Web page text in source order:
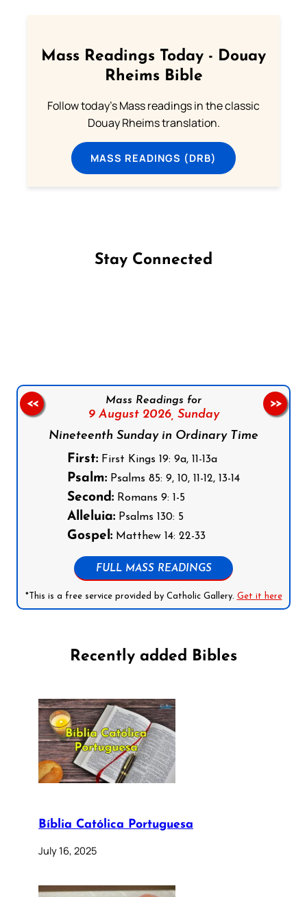
Mass Readings Today - Douay
Rheims Bible
Follow today's Mass readings in the classic
Douay Rheims translation.
MASS READINGS (DRB)
Stay Connected
Mass Readings for
9 August 2026, Sunday
Nineteenth Sunday in Ordinary Time
First: First Kings 19: 9a, 11-13a
Psalm: Psalms 85: 9, 10, 11-12, 13-14
Second: Romans 9: 1-5
Alleluia: Psalms 130: 5
Gospel: Matthew 14: 22-33
FULL MASS READINGS
*This is a free service provided by Catholic Gallery. Get it here
<< >>
Recently added Bibles
Bíblia Católica Portuguesa
July 16, 2025